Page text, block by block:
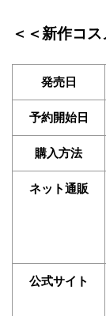
＜＜新作コ
発売日
予約開始日
購入方法
ネット通販
公式サイト